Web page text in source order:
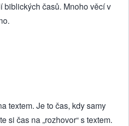
biblických časů. Mnoho věcí v
textem. Je to čas, kdy samy
si čas na „rozhovor“ s textem.